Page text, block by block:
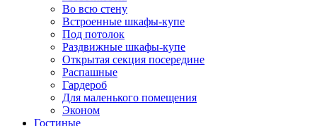
Во всю стену
Встроенные шкафы-купе
Под потолок
Раздвижные шкафы-купе
Открытая секция посередине
Распашные
Гардероб
Для маленького помещения
Эконом
Гостиные